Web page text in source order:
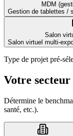
MDM
Gestion de tablettes /
Salon
Salon virtuel multi-
Type de projet pré-
Votre secteur
Détermine le
santé, etc.).